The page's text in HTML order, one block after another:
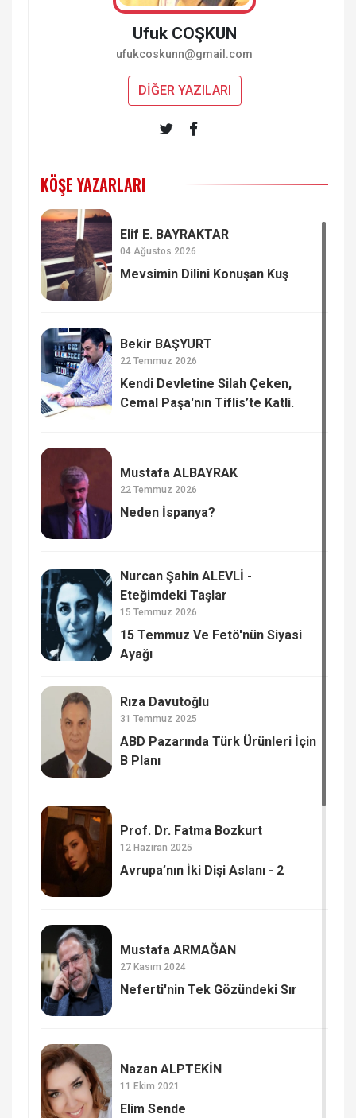
Ufuk COŞKUN
ufukcoskunn@gmail.com
DİĞER YAZILARI
KÖŞE YAZARLARI
Elif E. BAYRAKTAR
04 Ağustos 2026
Mevsimin Dilini Konuşan Kuş
Bekir BAŞYURT
22 Temmuz 2026
Kendi Devletine Silah Çeken,
Cemal Paşa'nın Tiflis’te Katli.
Mustafa ALBAYRAK
22 Temmuz 2026
Neden İspanya?
Nurcan Şahin ALEVLİ -
Eteğimdeki Taşlar
15 Temmuz 2026
15 Temmuz Ve Fetö'nün Siyasi
Ayağı
Rıza Davutoğlu
31 Temmuz 2025
ABD Pazarında Türk Ürünleri İçin
B Planı
Prof. Dr. Fatma Bozkurt
12 Haziran 2025
Avrupa’nın İki Dişi Aslanı - 2
Mustafa ARMAĞAN
27 Kasım 2024
Neferti'nin Tek Gözündeki Sır
Nazan ALPTEKİN
11 Ekim 2021
Elim Sende